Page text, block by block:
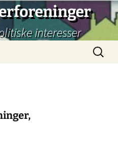
interesser
Søg
efter: